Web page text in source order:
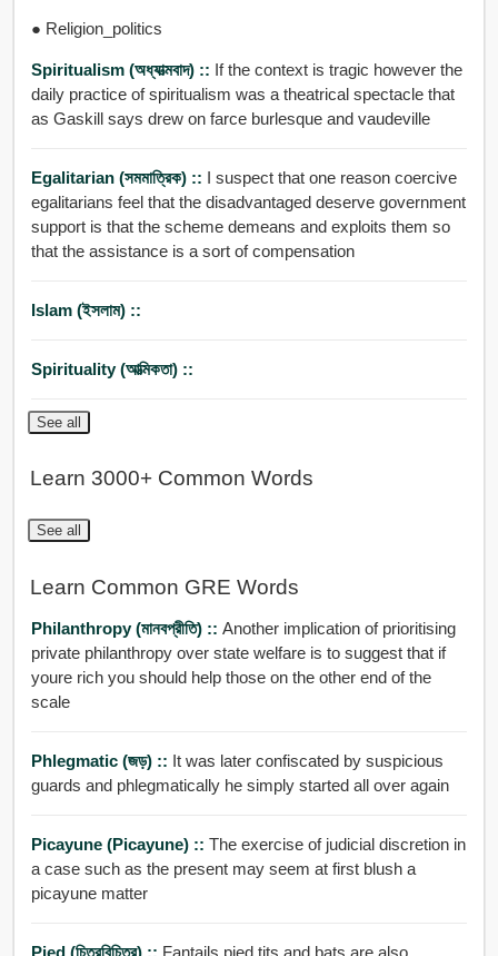
● Religion_politics
Spiritualism (অধ্যাত্মবাদ) :: If the context is tragic however the
daily practice of spiritualism was a theatrical spectacle that
as Gaskill says drew on farce burlesque and vaudeville
Egalitarian (সমমাত্রিক) :: I suspect that one reason coercive
egalitarians feel that the disadvantaged deserve government
support is that the scheme demeans and exploits them so
that the assistance is a sort of compensation
Islam (ইসলাম) ::
Spirituality (আত্মিকতা) ::
See all
Learn 3000+ Common Words
See all
Learn Common GRE Words
Philanthropy (মানবপ্রীতি) :: Another implication of prioritising
private philanthropy over state welfare is to suggest that if
youre rich you should help those on the other end of the
scale
Phlegmatic (জড়) :: It was later confiscated by suspicious
guards and phlegmatically he simply started all over again
Picayune (Picayune) :: The exercise of judicial discretion in
a case such as the present may seem at first blush a
picayune matter